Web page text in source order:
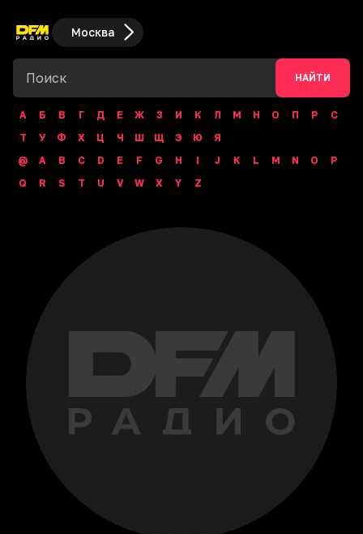
Москва
НАЙТИ
А Б В Г Д Е Ж З И К Л М Н О П Р
С
Т
У Ф Х Ц Ч Ш Щ Э Ю
Я
@
A B C D E F G H I J K L M N O
P
Q
R S T U V W X Y Z